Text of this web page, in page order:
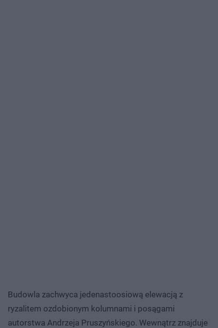
Budowla zachwyca jedenastoosiową elewacją z
ryzalitem ozdobionym kolumnami i posągami
autorstwa Andrzeja Pruszyńskiego. Wewnątrz znajduje